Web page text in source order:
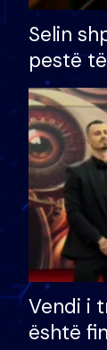
Selin
pestë
çmimin
Vendi i
është